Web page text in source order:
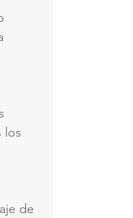
los
de